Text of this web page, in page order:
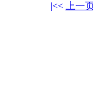
|<< 上一